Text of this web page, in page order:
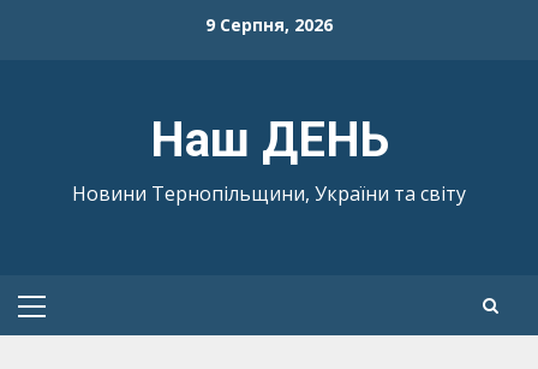
9 Серпня, 2026
Наш ДЕНЬ
Новини Тернопільщини, України та світу
Primary